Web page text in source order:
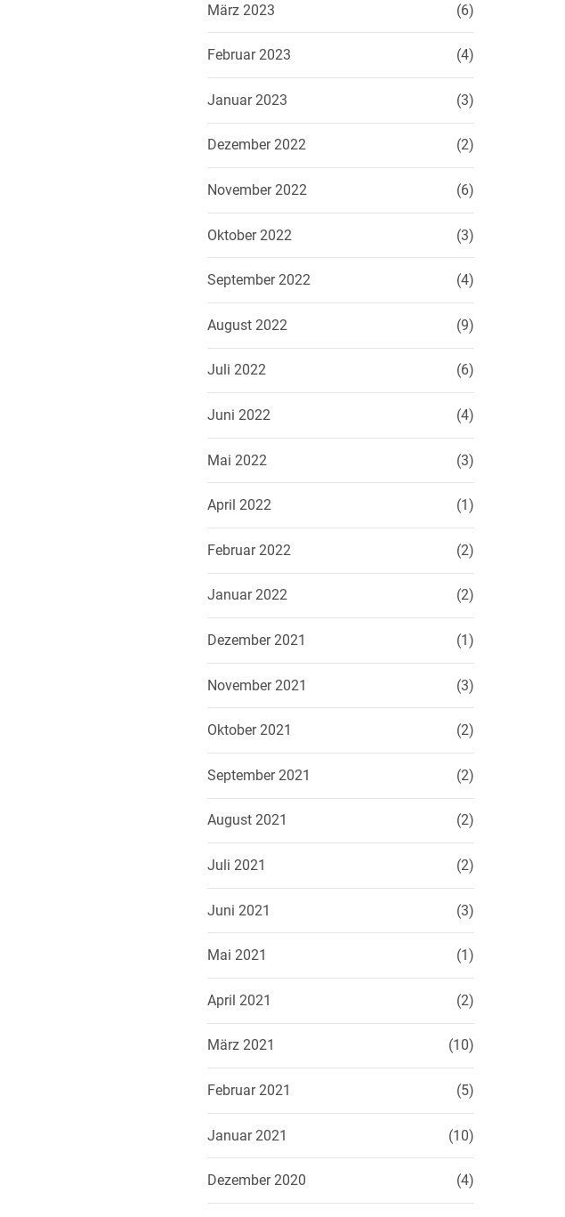
März 2023 (6)
Februar 2023 (4)
Januar 2023 (3)
Dezember 2022 (2)
November 2022 (6)
Oktober 2022 (3)
September 2022 (4)
August 2022 (9)
Juli 2022 (6)
Juni 2022 (4)
Mai 2022 (3)
April 2022 (1)
Februar 2022 (2)
Januar 2022 (2)
Dezember 2021 (1)
November 2021 (3)
Oktober 2021 (2)
September 2021 (2)
August 2021 (2)
Juli 2021 (2)
Juni 2021 (3)
Mai 2021 (1)
April 2021 (2)
März 2021 (10)
Februar 2021 (5)
Januar 2021 (10)
Dezember 2020 (4)